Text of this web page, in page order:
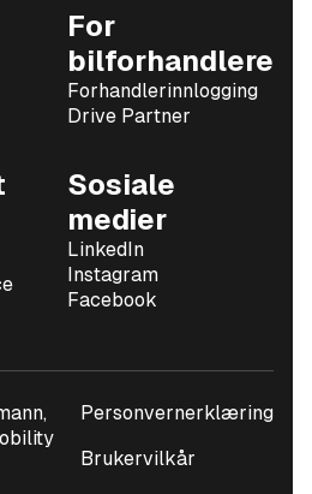
For
bilforhandlere
Forhandlerinnlogging
Drive Partner
Sosiale
medier
LinkedIn
Instagram
Facebook
Personvernerklæring
Brukervilkår